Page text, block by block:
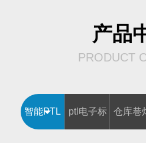
产品
PRODUCT
智能PTL ptl电子标 仓库巷